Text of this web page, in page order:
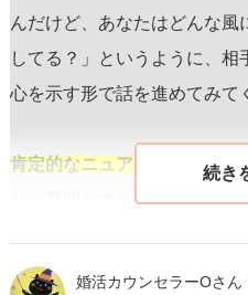
んだけど、あなたはどんな
してる？」というように、
心を示す形で話を進めてみて
肯定的なニュアンス
で話を
り、質問をする際には、「ど
が聞きたい」というようにポ
婚活カウンセラーOさん